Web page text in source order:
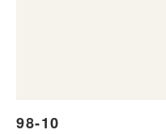
98-10